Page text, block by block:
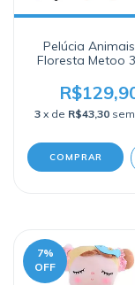
Pelúcia
Floresta Metoo
3 x de R$43,30
COMPRAR
7%
OFF